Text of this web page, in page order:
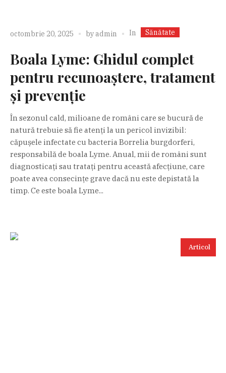
octombrie 20, 2025 byadmin In Sănătate
Boala Lyme: Ghidul complet
pentru recunoaștere, tratament
și prevenție
În sezonul cald, milioane de români care se bucură de
natură trebuie să fie atenți la un pericol invizibil:
căpușele infectate cu bacteria Borrelia burgdorferi,
responsabilă de boala Lyme. Anual, mii de români sunt
diagnosticați sau tratați pentru această afecțiune, care
poate avea consecințe grave dacă nu este depistată la
timp. Ce este boala Lyme...
Articol